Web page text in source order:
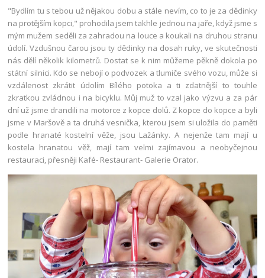
"Bydlím tu s tebou už nějakou dobu a stále nevím, co to je za dědinky
na protějším kopci," prohodila jsem takhle jednou na jaře, když jsme s
mým mužem seděli za zahradou na louce a koukali na druhou stranu
údolí. Vzdušnou čarou jsou ty dědinky na dosah ruky, ve skutečnosti
nás dělí několik kilometrů. Dostat se k nim můžeme pěkně dokola po
státní silnici. Kdo se nebojí o podvozek a tlumiče svého vozu, může si
vzdálenost zkrátit údolím Bílého potoka a ti zdatnější to touhle
zkratkou zvládnou i na bicyklu. Můj muž to vzal jako výzvu a za pár
dní už jsme drandili na motorce z kopce dolů. Z kopce do kopce a byli
jsme v Maršově a ta druhá vesnička, kterou jsem si uložila do paměti
podle hranaté kostelní věže, jsou Lažánky. A nejenže tam mají u
kostela hranatou věž, mají tam velmi zajímavou a neobyčejnou
restauraci, přesněji Kafé- Restaurant- Galerie Orator.